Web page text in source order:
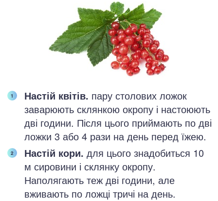
Настій квітів. пару столових ложок
заварюють склянкою окропу і настоюють
дві години. Після цього приймають по дві
ложки 3 або 4 рази на день перед їжею.
Настій кори. для цього знадобиться 10
м сировини і склянку окропу.
Наполягають теж дві години, але
вживають по ложці тричі на день.